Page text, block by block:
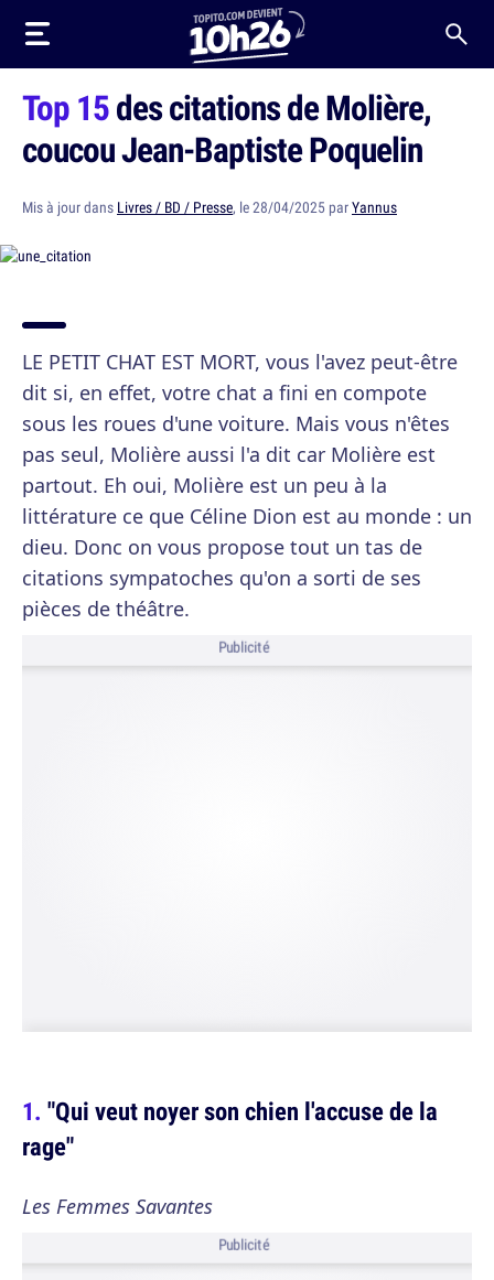
Top 15des citations de Molière,
coucou Jean-Baptiste Poquelin
Mis à jour dans Livres / BD / Presse, le 28/04/2025 parYannus
LE PETIT CHAT EST MORT, vous l'avez peut-être
dit si, en effet, votre chat a fini en compote
sous les roues d'une voiture. Mais vous n'êtes
pas seul, Molière aussi l'a dit car Molière est
partout. Eh oui, Molière est un peu à la
littérature ce que Céline Dion est au monde : un
dieu. Donc on vous propose tout un tas de
citations sympatoches qu'on a sorti de ses
pièces de théâtre.
Publicité
"Qui veut noyer son chien l'accuse de la
rage"
Les Femmes Savantes
Publicité